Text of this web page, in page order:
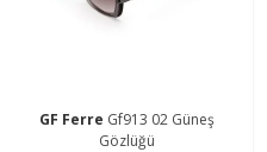
GF Ferre Gf913 02 Güneş
Gözlüğü